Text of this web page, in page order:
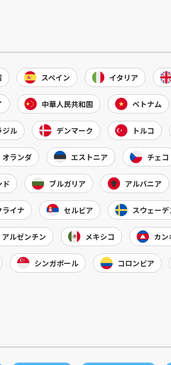
スペイン イタリア
中華人民共和国 ベトナム
ジル デンマーク トルコ
オランダ エストニア チェコ
ド ブルガリア アルバニア
ライナ セルビア スウェーデ
アルゼンチン メキシコ カン
シンガポール コロンビア